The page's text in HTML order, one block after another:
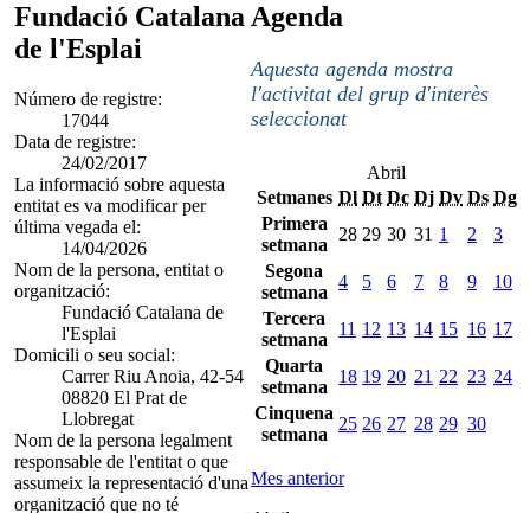
Fundació Catalana
de l'Esplai
Número de registre:
17044
Data de registre:
24/02/2017
La informació sobre aquesta
entitat es va modificar per
última vegada el:
14/04/2026
Nom de la persona, entitat o
organització:
Fundació Catalana de
l'Esplai
Domicili o seu social:
Carrer Riu Anoia, 42-54
08820 El Prat de
Llobregat
Nom de la persona legalment
responsable de l'entitat o que
assumeix la representació d'una
organització que no té
Agenda
Aquesta agenda mostra
l'activitat del grup d'interès
seleccionat
Abril
Setmanes Dl Dt Dc Dj Dv Ds Dg
Primera
setmana
28 29 30 31 1 2
3
Segona
setmana
4 5 6 7 8 9
10
Tercera
setmana
11 12 13 14 15 16 17
Quarta
setmana
18 19 20 21 22 23 24
Cinquena
setmana
25 26 27 28 29 30
Mes anterior